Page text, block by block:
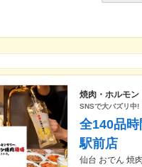
焼肉・ホルモン
SNSで大バズリ中!
全140品
駅前店
仙台 おでん 焼